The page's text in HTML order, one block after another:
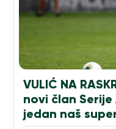
VULIĆ NA
novi član
jedan naš